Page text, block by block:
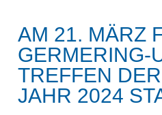
AM 21. MÄRZ
GERMERING-
TREFFEN
JAHR 2024